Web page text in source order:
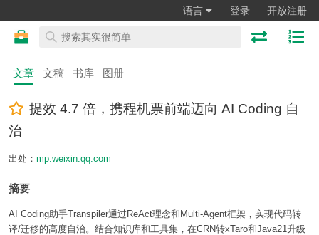
语言 登录 开放注册
文章 文稿 书库 图册
提效 4.7 倍，携程机票前端迈向 AI Coding 自
治
出处： mp.weixin.qq.com
摘要
AI Coding助手Transpiler通过ReAct理念和Multi-Agent框架，实现代码转
译/迁移的高度自治。结合知识库和工具集，在CRN转xTaro和Java21升级